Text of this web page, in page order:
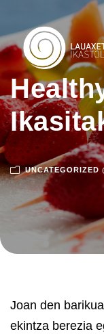
UNCATEGORIZED
Joan den
ekintza berezia